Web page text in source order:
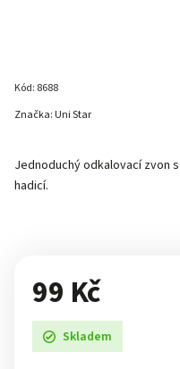
Kód: 8688
Jednoduchý odkalovací zvon
hadicí.
Značka: Uni Star
99 Kč
Skladem